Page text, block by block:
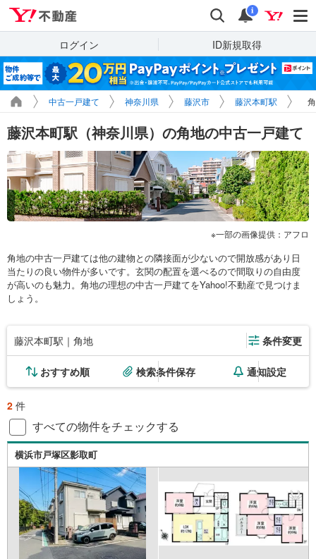
検索 通知
i
ログイン ID新規取得
中古一戸建て 神奈川県 藤沢市 藤沢本町駅
藤沢本町駅（神奈川県）の角地の中古一戸建て
一部の画像提供：アフロ
角地の中古一戸建ては他の建物との隣接面が少ないので開放感があり日
当たりの良い物件が多いです。玄関の配置を選べるので間取りの自由度
が高いのも魅力。角地の理想の中古一戸建てをYahoo!不動産で見つけま
しょう。
藤沢本町駅｜角地 条件変更
おすすめ順 検索条件保存 通知設定
2 件
すべての物件をチェックする
横浜市戸塚区影取町